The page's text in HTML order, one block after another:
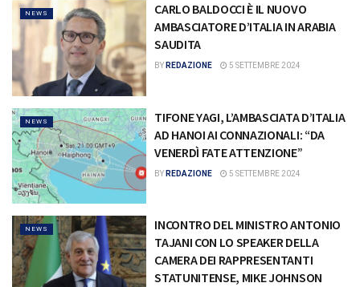
NEWS
CARLO BALDOCCI È IL NUOVO
AMBASCIATORE D’ITALIA IN ARABIA
SAUDITA
BY REDAZIONE 5 SETTEMBRE 2024
NEWS
TIFONE YAGI, L’AMBASCIATA D’ITALIA
AD HANOI AI CONNAZIONALI: “DA
VENERDÌ FATE ATTENZIONE”
BY REDAZIONE 5 SETTEMBRE 2024
NEWS
INCONTRO DEL MINISTRO ANTONIO
TAJANI CON LO SPEAKER DELLA
CAMERA DEI RAPPRESENTANTI
STATUNITENSE, MIKE JOHNSON